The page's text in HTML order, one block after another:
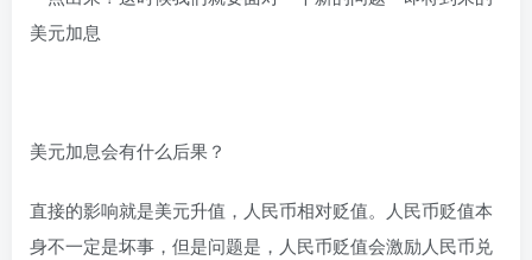
美元加息
美元加息会有什么后果？
直接的影响就是美元升值，人民币相对贬值。人民币贬值本
身不一定是坏事，但是问题是，人民币贬值会激励人民币兑